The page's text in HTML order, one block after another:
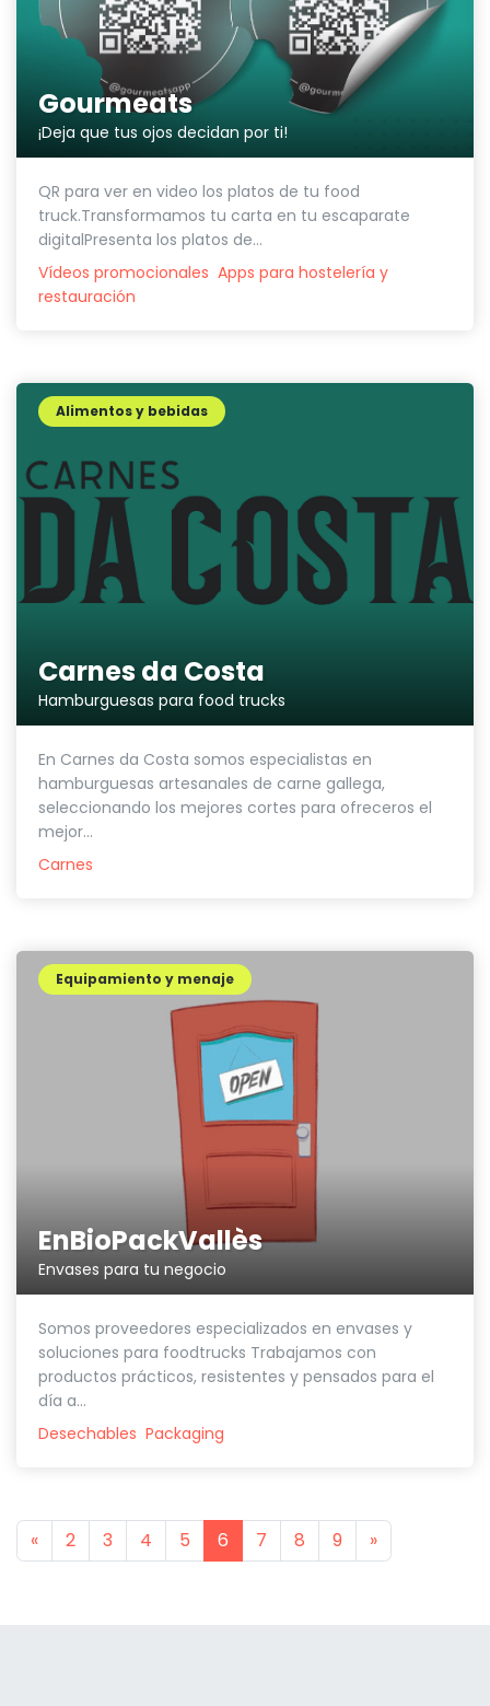
Gourmeats
¡Deja que tus ojos decidan por ti!
QR para ver en video los platos de tu food
truck.Transformamos tu carta en tu escaparate
digitalPresenta los platos de...
Vídeos promocionales Apps para hostelería y
restauración
Carnes da Costa
Hamburguesas para food trucks
Alimentos y bebidas
En Carnes da Costa somos especialistas en
hamburguesas artesanales de carne gallega,
seleccionando los mejores cortes para ofreceros el
mejor...
Carnes
EnBioPackVallès
Envases para tu negocio
Equipamiento y menaje
Somos proveedores especializados en envases y
soluciones para foodtrucks Trabajamos con
productos prácticos, resistentes y pensados para el
día a...
Desechables Packaging
«Previous
2 3 4 5 6 7 8 9 »Next